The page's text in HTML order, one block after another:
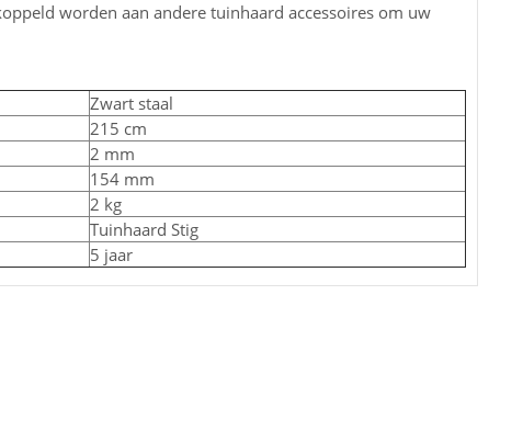
worden aan andere tuinhaard accessoires om uw
Zwart staal
215 cm
2 mm
154 mm
2 kg
Tuinhaard Stig
5 jaar